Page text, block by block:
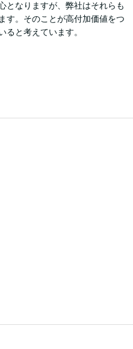
となりますが、弊社はそれらも
す。そのことが高付加価値をつ
と考えています。